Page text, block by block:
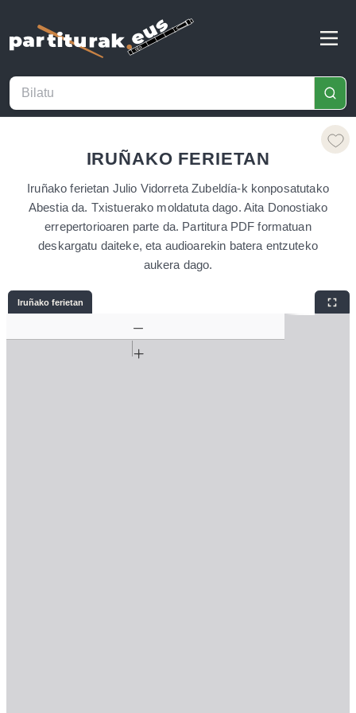
IRUÑAKO FERIETAN
Iruñako ferietan Julio Vidorreta Zubeldía-k konposatutako
Abestia da. Txistuerako moldatuta dago. Aita Donostiako
errepertorioaren parte da. Partitura PDF formatuan
deskargatu daiteke, eta audioarekin batera entzuteko
aukera dago.
Iruñako ferietan